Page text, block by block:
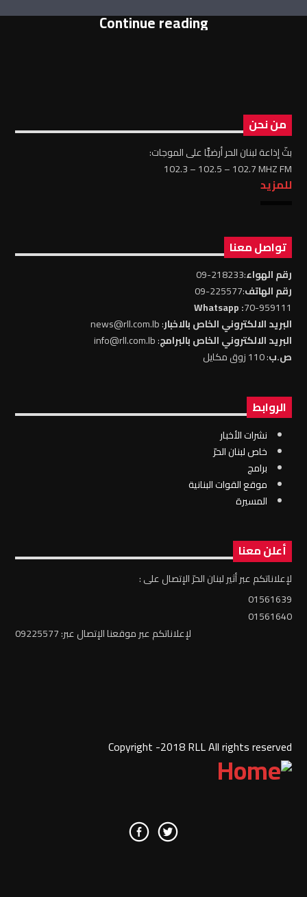
Continue reading
من نحن
بثّ إذاعة لبنان الحر أرضيًّا على الموجات:
102.3 – 102.5 – 102.7 MHZ FM
للمزيد
تواصل معنا
رقم الهواء:218233-09
رقم الهاتف:225577-09
70-959111
: Whatsapp
البريد الالكتروني الخاص بالاخبار: news@rll.com.lb
البريد الالكتروني الخاص بالبرامج: info@rll.com.lb
ص.ب: 110 زوق مكايل
الروابط
نشرات الأخبار
خاص لبنان الحرّ
برامج
موقع القوات البنانية
المسيرة
أعلن معنا
لإعلاناتكم عبر أثير لبنان الحرّ الإتصال على :
01561639
01561640
لإعلاناتكم عبر موقعنا الإتصال عبر: 09225577
Copyright -2018 RLL All rights reserved